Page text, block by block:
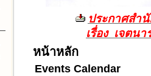
ประกาศสำ
เรื่อง เจตน
หน้าหลัก
Events Calendar